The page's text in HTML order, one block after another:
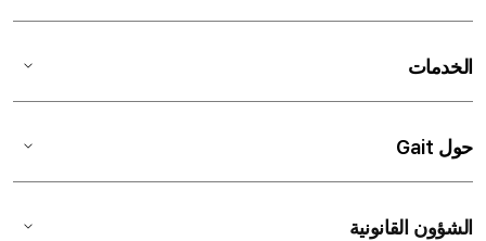
الخدمات
حول Gait
الشؤون القانونية